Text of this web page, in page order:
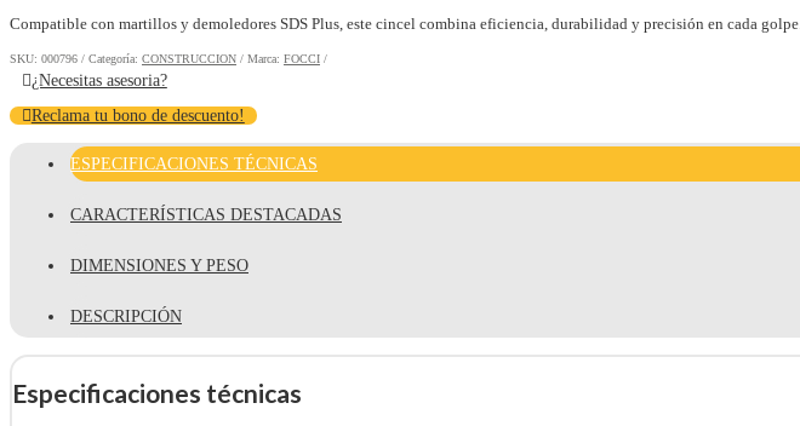
Compatible con martillos y demoledores SDS Plus, este cincel combina eficiencia, durabilidad y precisión en cada golpe.
SKU: 000796 Categoría: CONSTRUCCION Marca: FOCCI
¿Necesitas asesoria?
Reclama tu bono de descuento!
ESPECIFICACIONES TÉCNICAS
CARACTERÍSTICAS DESTACADAS
DIMENSIONES Y PESO
DESCRIPCIÓN
Especificaciones técnicas